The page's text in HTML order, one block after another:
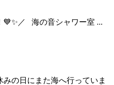
💙✨／ 海の音シャワー室 ...
の日にまた海へ行っていま